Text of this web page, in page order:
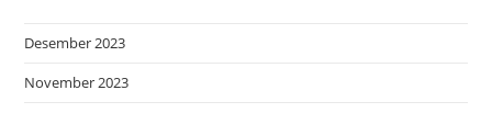
Desember 2023
November 2023